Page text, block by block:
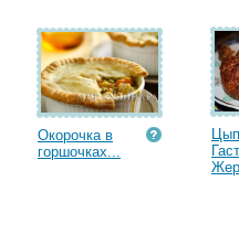
Окорочка в
горшочках...